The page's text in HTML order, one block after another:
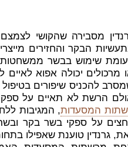
מסבירה שהקושי
הבקר והחזירים
שימוש בבשר
מרכולים יכולה אפוא
להכניס שיפורים
הרשת לא תאיים על ספק
המסעדות, המגיבות
על ספקי בשר בקר
גרנדין טוענת שאפילו